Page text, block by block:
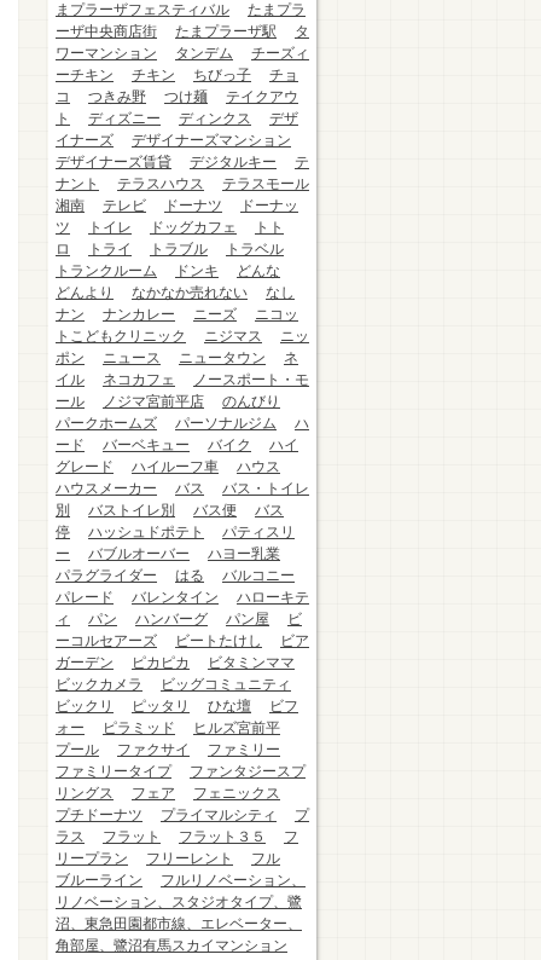
まプラーザフェスティバル
たまプラ
ーザ中央商店街
たまプラーザ駅
タ
ワーマンション
タンデム
チーズィ
ーチキン
チキン ちびっ子
チョ
コ
つきみ野 つけ麺
テイクアウ
ト
ディズニー ディンクス
デザ
イナーズ
デザイナーズマンション
デザイナーズ賃貸
デジタルキー
テ
ナント
テラスハウス
テラスモール
湘南
テレビ ドーナツ
ドーナッ
ツ
トイレ ドッグカフェ
トト
ロ
トライ トラブル
トラベル
トランクルーム
ドンキ
どんな
どんより
なかなか売れない
なし
ナン
ナンカレー ニーズ
ニコッ
トこどもクリニック
ニジマス
ニッ
ポン
ニュース ニュータウン
ネ
イル
ネコカフェ
ノースポート・モ
ール
ノジマ宮前平店
のんびり
パークホームズ
パーソナルジム
ハ
ード
バーベキュー バイク
ハイ
グレード
ハイルーフ車
ハウス
ハウスメーカー
バス
バス・トイレ
別
バストイレ別 バス便
バス
停
ハッシュドポテト
パティスリ
ー
バブルオーバー
ハヨー乳業
パラグライダー
はる
バルコニー
パレード
バレンタイン
ハローキテ
ィ
パン ハンバーグ パン屋
ビ
ーコルセアーズ
ビートたけし
ビア
ガーデン
ピカピカ
ビタミンママ
ビックカメラ
ビッグコミュニティ
ビックリ
ピッタリ ひな壇
ビフ
ォー
ピラミッド
ヒルズ宮前平
プール
ファクサイ
ファミリー
ファミリータイプ
ファンタジースプ
リングス
フェア
フェニックス
プチドーナツ
プライマルシティ
プ
ラス
フラット フラット３５
フ
リープラン
フリーレント
フル
ブルーライン
フルリノベーション、
リノベーション、スタジオタイプ、鷺
沼、東急田園都市線、エレベーター、
角部屋、鷺沼有馬スカイマンション